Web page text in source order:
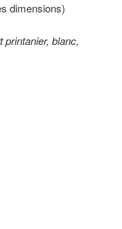
dimensions)
printanier, blanc,